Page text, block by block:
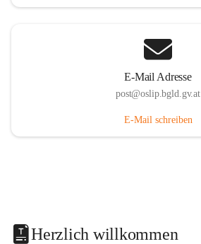
E-Mail Adresse
post@oslip.bgld.gv.at
E-Mail schreiben
Herzlich willkommen